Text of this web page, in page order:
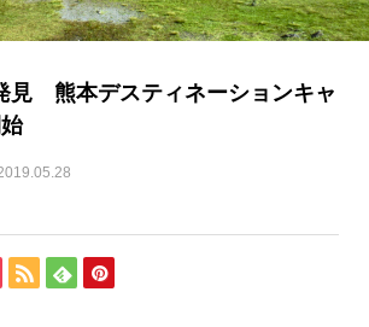
見 熊本デスティネーションキャ